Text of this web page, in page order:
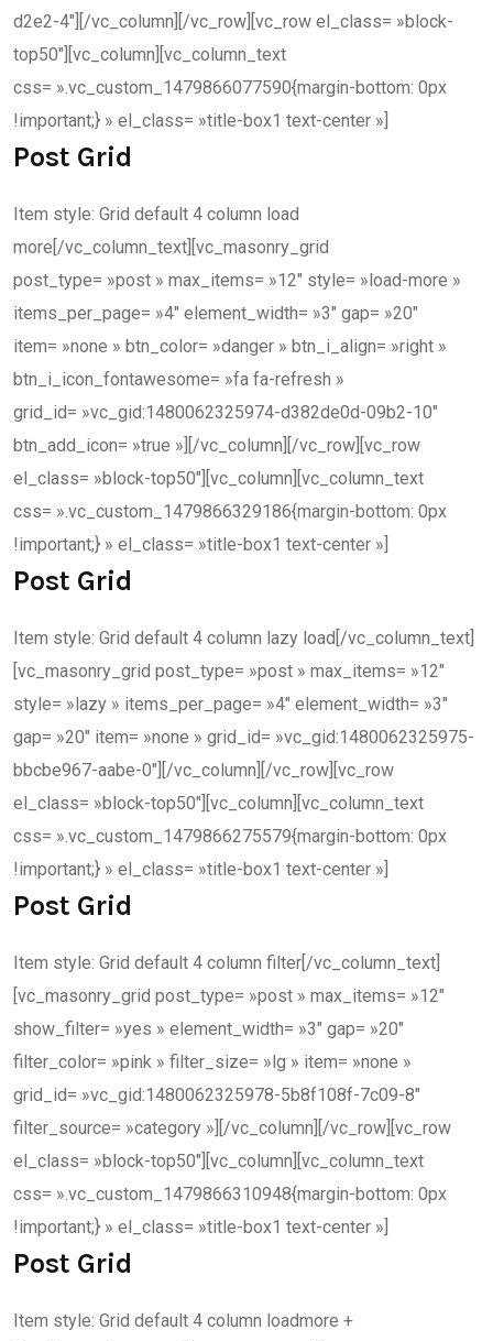
d2e2-4″][/vc_column][/vc_row][vc_row el_class= »block-
top50″][vc_column][vc_column_text
css= ».vc_custom_1479866077590{margin-bottom: 0px
!important;} » el_class= »title-box1 text-center »]
Post Grid
Item style: Grid default 4 column load
more[/vc_column_text][vc_masonry_grid
post_type= »post » max_items= »12″ style= »load-more »
items_per_page= »4″ element_width= »3″ gap= »20″
item= »none » btn_color= »danger » btn_i_align= »right »
btn_i_icon_fontawesome= »fa fa-refresh »
grid_id= »vc_gid:1480062325974-d382de0d-09b2-10″
btn_add_icon= »true »][/vc_column][/vc_row][vc_row
el_class= »block-top50″][vc_column][vc_column_text
css= ».vc_custom_1479866329186{margin-bottom: 0px
!important;} » el_class= »title-box1 text-center »]
Post Grid
Item style: Grid default 4 column lazy load[/vc_column_text]
[vc_masonry_grid post_type= »post » max_items= »12″
style= »lazy » items_per_page= »4″ element_width= »3″
gap= »20″ item= »none » grid_id= »vc_gid:1480062325975-
bbcbe967-aabe-0″][/vc_column][/vc_row][vc_row
el_class= »block-top50″][vc_column][vc_column_text
css= ».vc_custom_1479866275579{margin-bottom: 0px
!important;} » el_class= »title-box1 text-center »]
Post Grid
Item style: Grid default 4 column filter[/vc_column_text]
[vc_masonry_grid post_type= »post » max_items= »12″
show_filter= »yes » element_width= »3″ gap= »20″
filter_color= »pink » filter_size= »lg » item= »none »
grid_id= »vc_gid:1480062325978-5b8f108f-7c09-8″
filter_source= »category »][/vc_column][/vc_row][vc_row
el_class= »block-top50″][vc_column][vc_column_text
css= ».vc_custom_1479866310948{margin-bottom: 0px
!important;} » el_class= »title-box1 text-center »]
Post Grid
Item style: Grid default 4 column loadmore +